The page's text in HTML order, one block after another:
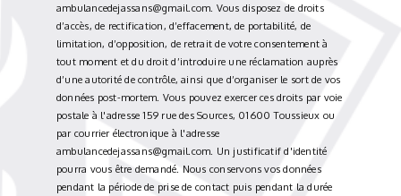
ambulancedejassans@gmail.com. Vous disposez de droits
d’accès, de rectification, d’effacement, de portabilité, de
limitation, d’opposition, de retrait de votre consentement à
tout moment et du droit d’introduire une réclamation auprès
d’une autorité de contrôle, ainsi que d’organiser le sort de vos
données post-mortem. Vous pouvez exercer ces droits par voie
postale à l'adresse 159 rue des Sources, 01600 Toussieux ou
par courrier électronique à l'adresse
ambulancedejassans@gmail.com. Un justificatif d'identité
pourra vous être demandé. Nous conservons vos données
pendant la période de prise de contact puis pendant la durée